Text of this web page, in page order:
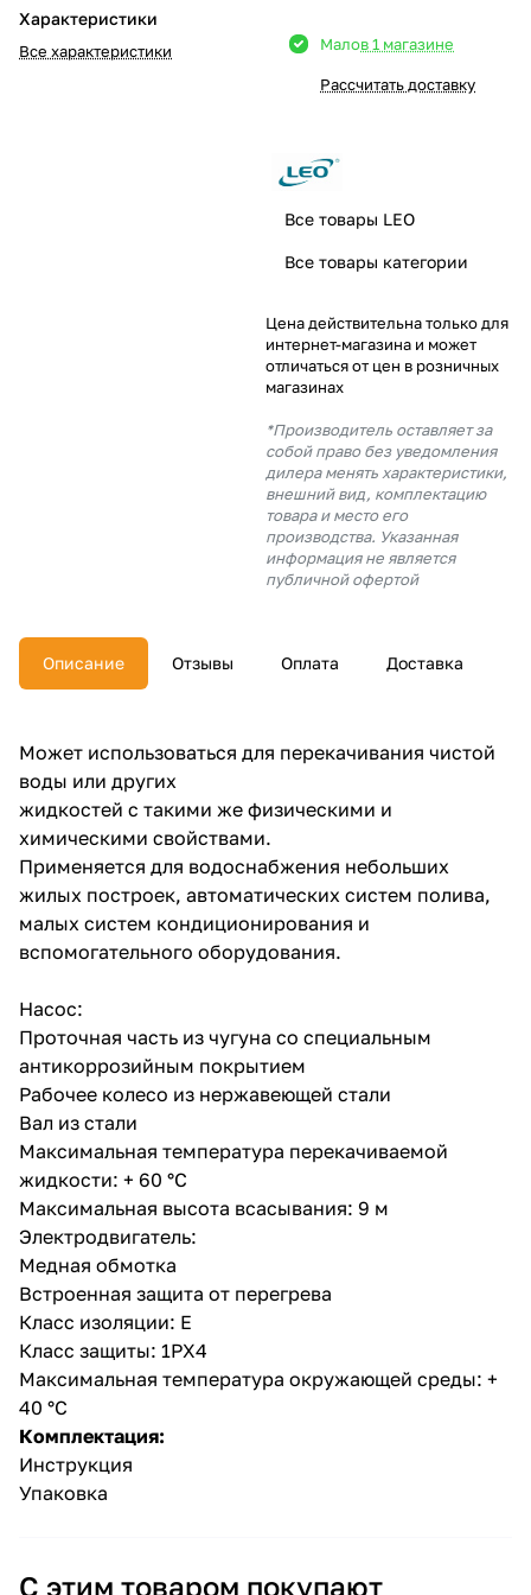
Характеристики
Все характеристики Малов 1 магазине
Рассчитать доставку
Все товары LEO
Все товары категории
Цена действительна только для
интернет-магазина и может
отличаться от цен в розничных
магазинах
*Производитель оставляет за
собой право без уведомления
дилера менять характеристики,
внешний вид, комплектацию
товара и место его
производства. Указанная
информация не является
публичной офертой
Описание Отзывы Оплата Доставка
Может использоваться для перекачивания чистой
воды или других
жидкостей с такими же физическими и
химическими свойствами.
Применяется для водоснабжения небольших
жилых построек, автоматических систем полива,
малых систем кондиционирования и
вспомогательного оборудования.
Насос:
Проточная часть из чугуна со специальным
антикоррозийным покрытием
Рабочее колесо из нержавеющей стали
Вал из стали
Максимальная температура перекачиваемой
жидкости: + 60 °С
Максимальная высота всасывания: 9 м
Электродвигатель:
Медная обмотка
Встроенная защита от перегрева
Класс изоляции: Е
Класс защиты: 1РХ4
Максимальная температура окружающей среды: +
40 °С
Комплектация:
Инструкция
Упаковка
С этим товаром покупают
в корзину
% картой любого банка
% будут
с вашей карты